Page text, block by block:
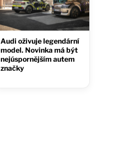
Audi oživuje legendární
model. Novinka má být
nejúspornějším autem
značky